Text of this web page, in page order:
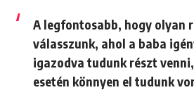
A legfontosabb, hogy olyan
válasszunk, ahol a baba
igazodva tudunk részt venni
esetén könnyen el tudunk